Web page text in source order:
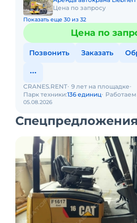
Цена по запросу
Показать еще 30 из 32
Цена по
Позвонить Заказать
05.08.2026
CRANES.RENT 9 лет на площадке
Парк техники:136 единиц
Спецпредложения